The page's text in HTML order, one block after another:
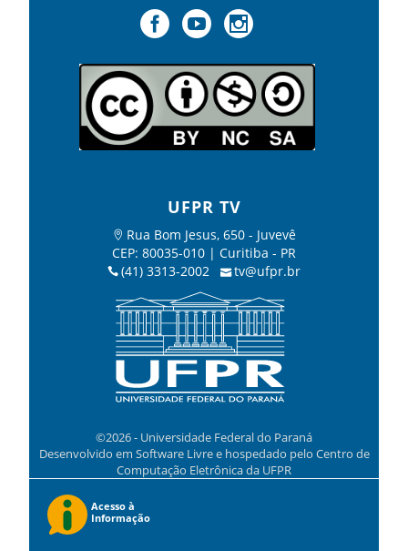
UFPR TV
Rua Bom Jesus, 650 - Juvevê
CEP: 80035-010 | Curitiba - PR
(41) 3313-2002
tv@ufpr.br
©2026 - Universidade Federal do Paraná
Desenvolvido em Software Livre e hospedado pelo Centro de
Computação Eletrônica da UFPR